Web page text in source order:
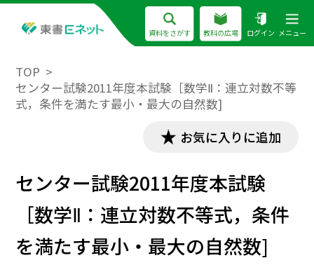
資料をさがす 教科の広場 ログイン メニュー
TOP
センター試験2011年度本試験［数学Ⅱ：連立対数不等
式，条件を満たす最小・最大の自然数]
お気に入りに追加
センター試験2011年度本試験
［数学Ⅱ：連立対数不等式，条件
を満たす最小・最大の自然数]